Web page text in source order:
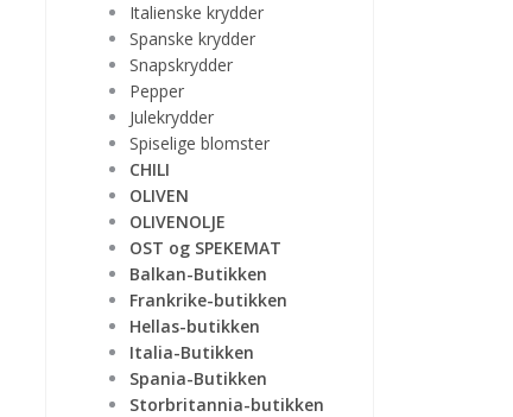
Italienske krydder
Spanske krydder
Snapskrydder
Pepper
Julekrydder
Spiselige blomster
CHILI
OLIVEN
OLIVENOLJE
OST og SPEKEMAT
Balkan-Butikken
Frankrike-butikken
Hellas-butikken
Italia-Butikken
Spania-Butikken
Storbritannia-butikken